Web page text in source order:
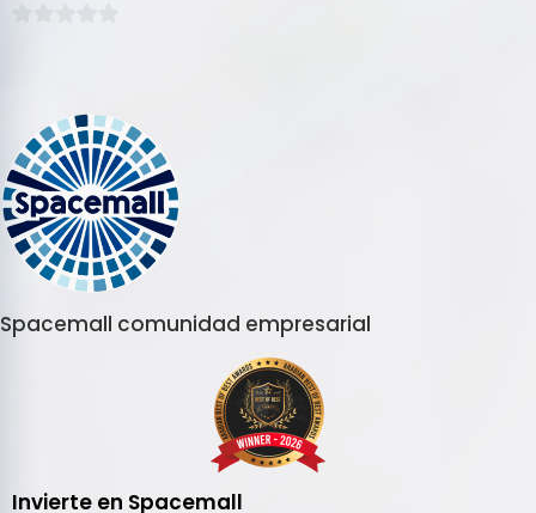
Spacemall comunidad empresarial
Invierte en Spacemall